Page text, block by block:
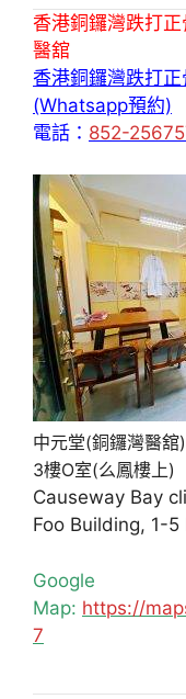
香港銅鑼灣跌打
醫舘
香港銅鑼灣跌打
(Whatsapp預約)
電話： 852-
中元堂(銅鑼灣醫
3樓O室(么鳳樓上)
Causeway Bay
Foo Building, 1-
Google
Map: https://
7